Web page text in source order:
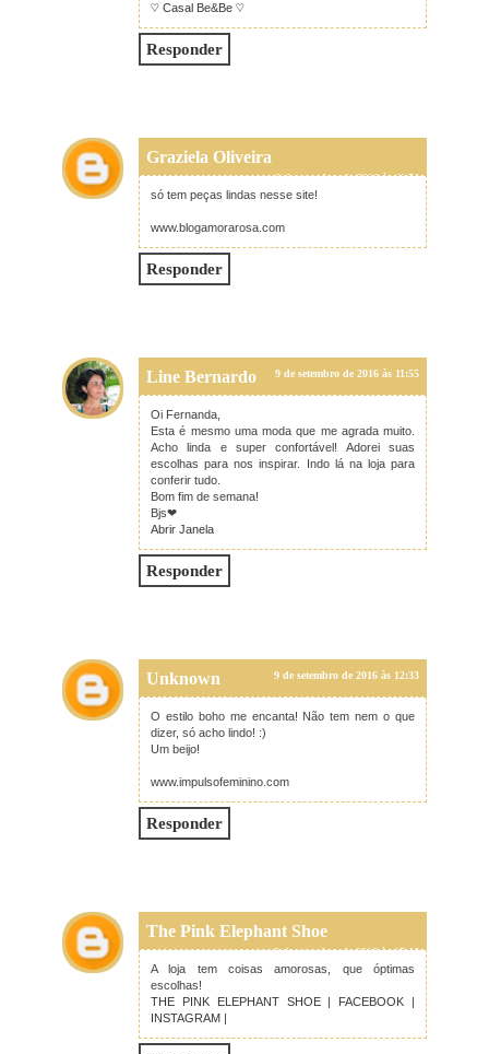
♡ Casal Be&Be ♡
Responder
Graziela Oliveira
9 de setembro de 2016 às 11:54
só tem peças lindas nesse site!
www.blogamorarosa.com
Responder
Line Bernardo 9 de setembro de 2016 às 11:55
Oi Fernanda,
Esta é mesmo uma moda que me agrada muito.
Acho linda e super confortável! Adorei suas
escolhas para nos inspirar. Indo lá na loja para
conferir tudo.
Bom fim de semana!
Bjs❤
Abrir Janela
Responder
Unknown 9 de setembro de 2016 às 12:33
O estilo boho me encanta! Não tem nem o que
dizer, só acho lindo! :)
Um beijo!
www.impulsofeminino.com
Responder
The Pink Elephant Shoe
9 de setembro de 2016 às 15:18
A loja tem coisas amorosas, que óptimas
escolhas!
THE PINK ELEPHANT SHOE| FACEBOOK
INSTAGRAM